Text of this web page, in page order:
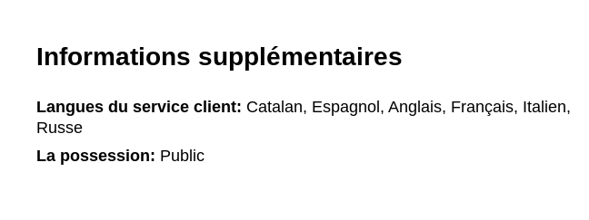
Informations supplémentaires
Langues du service client: Catalan, Espagnol, Anglais, Français, Italien,
Russe
La possession: Public